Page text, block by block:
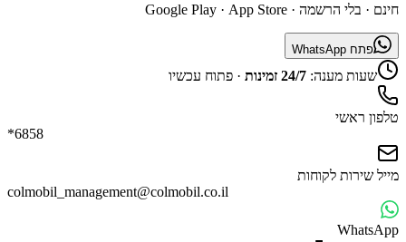
חינם · בלי הרשמה · App Store
·
Google Play
פתח WhatsApp
שעות מענה: 24/7 זמינות · פתוח עכשיו
טלפון ראשי
*6858
מייל שירות לקוחות
colmobil_management@colmobil.co.il
WhatsApp